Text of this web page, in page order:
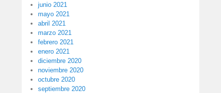
junio 2021
mayo 2021
abril 2021
marzo 2021
febrero 2021
enero 2021
diciembre 2020
noviembre 2020
octubre 2020
septiembre 2020